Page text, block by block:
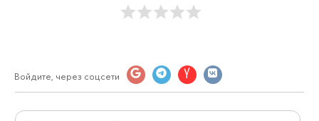
Войдите, через соцсети